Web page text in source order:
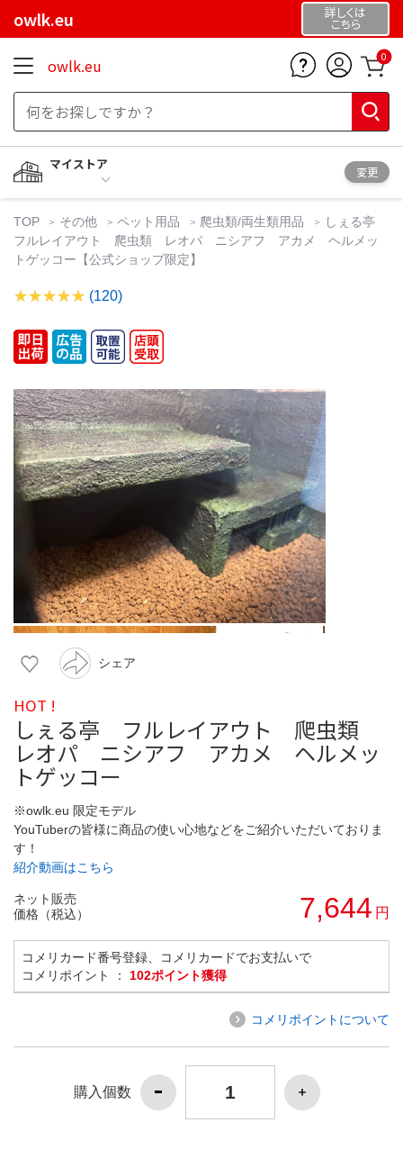
owlk.eu 詳しくは
こちら
owlk.eu 0
マイストア
変更
TOP その他 ペット用品 爬虫類/両生類用品
しぇる亭
フルレイアウト 爬虫類 レオパ ニシアフ アカメ ヘルメッ
トゲッコー【公式ショップ限定】
(120)
シェア
HOT !
しぇる亭 フルレイアウト 爬虫類
レオパ ニシアフ アカメ ヘルメッ
トゲッコー
※owlk.eu 限定モデル
YouTuberの皆様に商品の使い心地などをご紹介いただいておりま
す！
紹介動画はこちら
ネット販売
価格（税込）
7,644 円
コメリカード番号登録、コメリカードでお支払いで
コメリポイント ： 102ポイント獲得
コメリポイントについて
購入個数